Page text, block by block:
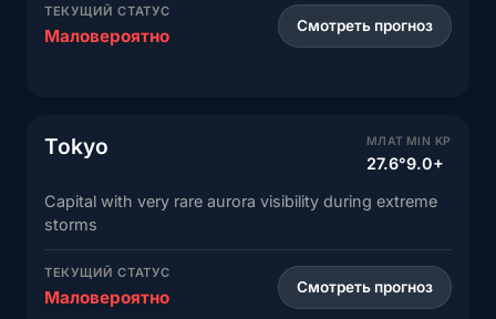
ТЕКУЩИЙ СТАТУС
Маловероятно Смотреть прогноз
Tokyo МЛАТ
27.6°
MIN KP
9.0+
Capital with very rare aurora visibility during extreme
storms
ТЕКУЩИЙ СТАТУС
Маловероятно Смотреть прогноз